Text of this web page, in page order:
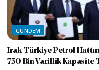
GÜNDEM
Irak-Türkiye Petrol
750 Bin Varillik Kapasite